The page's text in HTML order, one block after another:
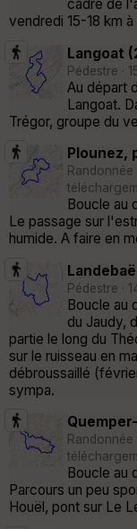
cadre de
vendredi 15-18 km
Langoat
Pédestre ·
Au départ
Langoat.
Trégor, groupe du
Plounez,
Randonnée
Boucle au
Le passage sur
humide. A faire en
Pédestre ·
Boucle au
du Jaudy,
partie le long du
sur le ruisseau en
débroussaillé
sympa.
Randonnée
Boucle au
Parcours un peu
Houël, pont sur Le